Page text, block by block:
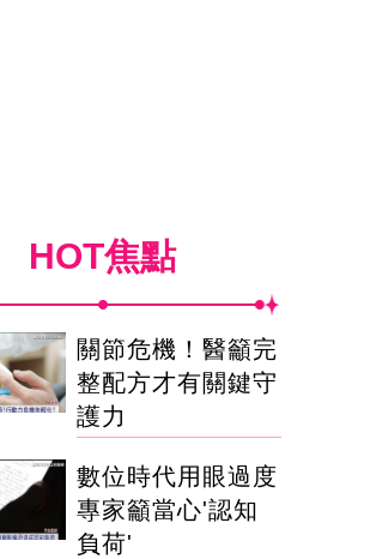
HOT焦點
關節危機！醫籲完
整配方才有關鍵守
護力
數位時代用眼過度
專家籲當心'認知
負荷'